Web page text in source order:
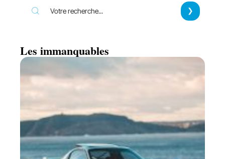
Les immanquables